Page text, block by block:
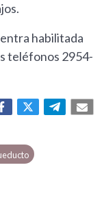
habilitada
teléfonos 2954-